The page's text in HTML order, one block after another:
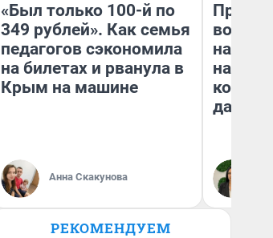
«Был только 100-й по
349 рублей». Как семья
педагогов сэкономила
на билетах и рванула в
Крым на машине
Анна Скакунова
нам
даже
РЕКОМЕНДУЕМ